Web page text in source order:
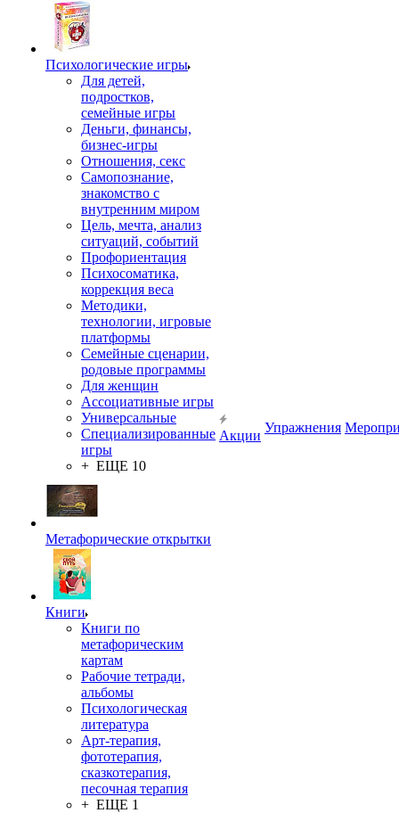
Психологические игры
Для детей,
подростков,
семейные игры
Деньги, финансы,
бизнес-игры
Отношения, секс
Самопознание,
знакомство с
внутренним миром
Цель, мечта, анализ
ситуаций, событий
Профориентация
Психосоматика,
коррекция веса
Методики,
технологии, игровые
платформы
Семейные сценарии,
родовые программы
Для женщин
Ассоциативные игры
Универсальные
Специализированные
игры
+ ЕЩЕ 10
Метафорические открытки
Книги
Книги по
метафорическим
картам
Рабочие тетради,
альбомы
Психологическая
литература
Арт-терапия,
фототерапия,
сказкотерапия,
песочная терапия
+ ЕЩЕ 1
Акции
Упражнения